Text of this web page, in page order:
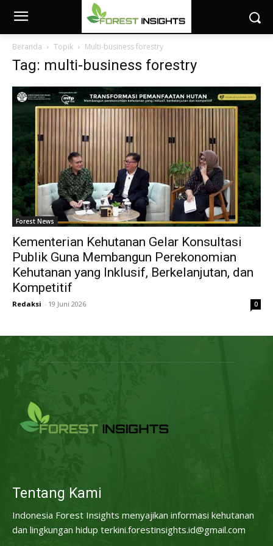
Beranda Topik Multi-business forestry
Tag: multi-business forestry
Forest News
Kementerian Kehutanan Gelar Konsultasi
Publik Guna Membangun Perekonomian
Kehutanan yang Inklusif, Berkelanjutan, dan
Kompetitif
Redaksi - 19 Juni 2026 0
Tentang Kami
Indonesia Forest Insights menyajikan informasi kehutanan
dan lingkungan hidup terkini.forestinsights.id@gmail.com